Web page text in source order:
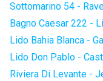
Sottomarino 54 -
Bagno Caesar 222 -
Lido Bahia Blanca -
Lido Don Pablo -
Riviera Di Levante -